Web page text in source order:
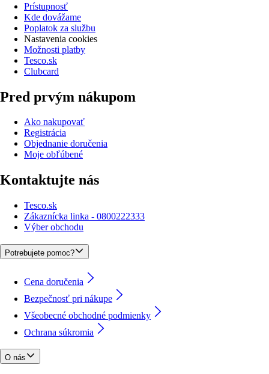
Prístupnosť
Kde dovážame
Poplatok za službu
Nastavenia cookies
Možnosti platby
Tesco.sk
Clubcard
Pred prvým nákupom
Ako nakupovať
Registrácia
Objednanie doručenia
Moje obľúbené
Kontaktujte nás
Tesco.sk
Zákaznícka linka - 0800222333
Výber obchodu
Potrebujete pomoc?
Cena doručenia
Bezpečnosť pri nákupe
Všeobecné obchodné podmienky
Ochrana súkromia
O nás